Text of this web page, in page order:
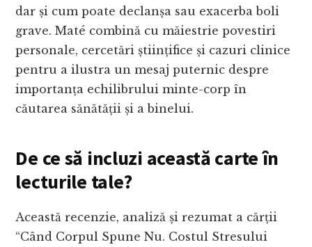
dar și cum poate declanșa sau exacerba boli
grave. Maté combină cu măiestrie povestiri
personale, cercetări științifice și cazuri clinice
pentru a ilustra un mesaj puternic despre
importanța echilibrului minte-corp în
căutarea sănătății și a binelui.
De ce să incluzi această carte în
lecturile tale?
Această recenzie, analiză și rezumat a cărții
“Când Corpul Spune Nu. Costul Stresului